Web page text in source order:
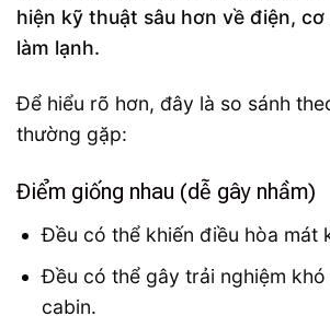
hiện kỹ thuật sâu hơn về điện,
làm lạnh.
Để hiểu rõ hơn, đây là so sánh
thường gặp:
Điểm giống nhau (dễ gây nhầm)
Đều có thể khiến điều hòa mát
Đều có thể gây trải nghiệm
cabin.